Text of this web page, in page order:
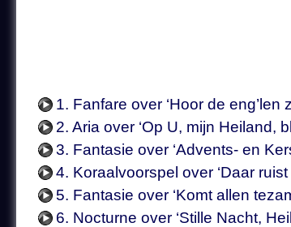
1. Fanfare over ‘Hoor de eng’len
2. Aria over ‘Op U, mijn Heiland,
3. Fantasie over ‘Advents- en
4. Koraalvoorspel over ‘Daar
5. Fantasie over ‘Komt allen
6. Nocturne over ‘Stille Nacht,